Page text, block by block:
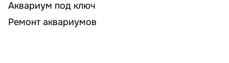
Аквариум под ключ
Ремонт аквариумов